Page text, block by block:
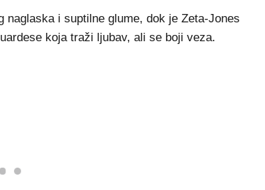
naglaska i suptilne glume, dok je Zeta-Jones
koja traži ljubav, ali se boji veza.